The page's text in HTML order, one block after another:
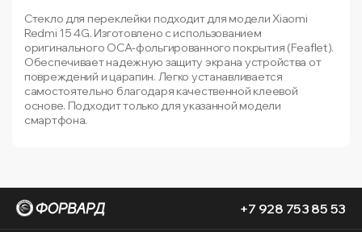
Стекло для переклейки подходит для модели Xiaomi
Redmi 15 4G. Изготовлено с использованием
оригинального OCA-фольгированного покрытия (Feaflet).
Обеспечивает надежную защиту экрана устройства от
повреждений и царапин. Легко устанавливается
самостоятельно благодаря качественной клеевой
основе. Подходит только для указанной модели
смартфона.
+7 928 753 85 53